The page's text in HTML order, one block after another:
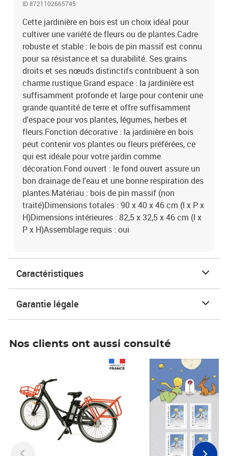
ID 8721102665745
Cette jardinière en bois est un choix idéal pour
cultiver une variété de fleurs ou de plantes.Cadre
robuste et stable : le bois de pin massif est connu
pour sa résistance et sa durabilité. Ses grains
droits et ses nœuds distinctifs contribuent à son
charme rustique.Grand espace : la jardinière est
suffisamment profonde et large pour contenir une
grande quantité de terre et offre suffisamment
d'espace pour vos plantes, légumes, herbes et
fleurs.Fonction décorative : la jardinière en bois
peut contenir vos plantes ou fleurs préférées, ce
qui est idéale pour votre jardin comme
décoration.Fond ouvert : le fond ouvert assure un
bon drainage de l'eau et une bonne respiration des
plantes.Matériau : bois de pin massif (non
traité)Dimensions totales : 90 x 40 x 46 cm (l x P x
H)Dimensions intérieures : 82,5 x 32,5 x 46 cm (l x
P x H)Assemblage requis : oui
Caractéristiques
Garantie légale
Nos clients ont aussi consulté
Prix 7,50€